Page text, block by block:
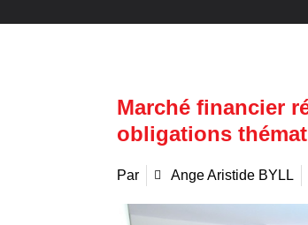
Marché financier
obligations
Par Ange Aristide BYLL